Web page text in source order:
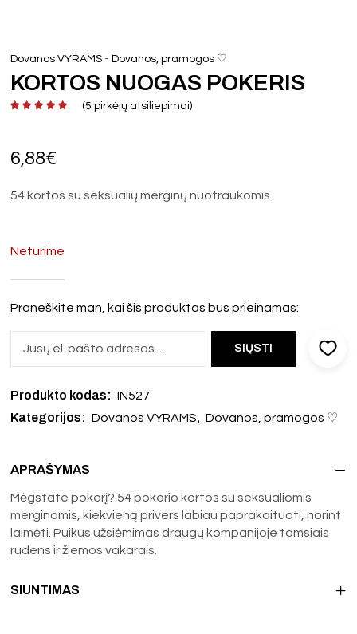
Dovanos VYRAMS -Dovanos, pramogos ♡
KORTOS NUOGAS POKERIS
(5 pirkėjų atsiliepimai)
6,88€
54 kortos su seksualių merginų nuotraukomis.
Neturime
Praneškite man, kai šis produktas bus prieinamas:
Produkto kodas: IN527
Kategorijos: Dovanos VYRAMS, Dovanos, pramogos ♡
APRAŠYMAS
Mėgstate pokerį? 54 pokerio kortos su seksualiomis
merginomis, kiekvieną privers labiau paprakaituoti, norint
laimėti. Puikus užsiėmimas draugų kompanijoje tamsiais
rudens ir žiemos vakarais.
SIUNTIMAS